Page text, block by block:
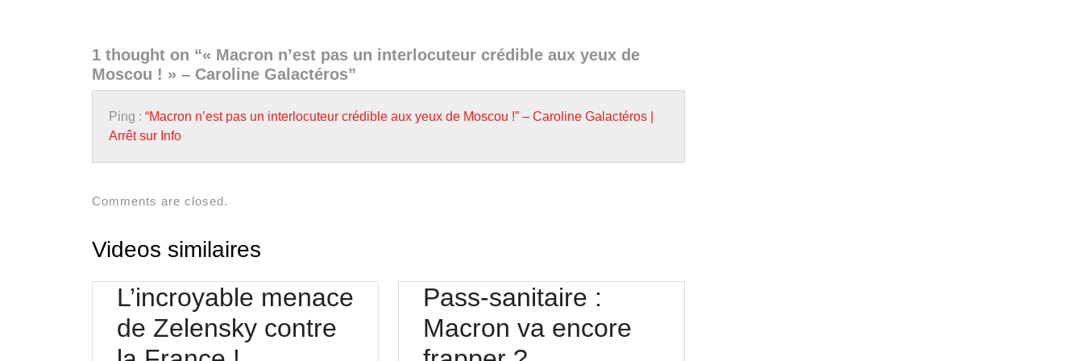
1 thought on “« Macron n’est pas un interlocuteur crédible aux yeux de
Moscou ! » – Caroline Galactéros”
Ping : “Macron n’est pas un interlocuteur crédible aux yeux de Moscou !” – Caroline Galactéros |
Arrêt sur Info
Comments are closed.
Videos similaires
L’incroyable menace
de Zelensky contre
Pass-sanitaire :
Macron va encore